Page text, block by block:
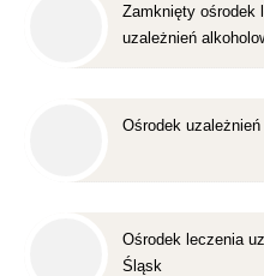
Zamknięty ośrodek
uzależnień
Ośrodek
Ośrodek leczenia
Śląsk